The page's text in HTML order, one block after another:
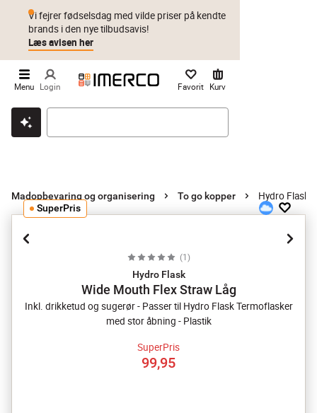
Klik & hent Byt i 1 år Prismatch
Vi fejrer fødselsdag med vilde priser på kendte
brands i den nye tilbudsavis!
Læs avisen her
Menu Login Favorit Kurv
Madopbevaring og organisering To go kopper Hydro Flask
SuperPris
(1 )
Hydro Flask
Wide Mouth Flex Straw Låg
Inkl. drikketud og sugerør - Passer til Hydro Flask Termoflasker
med stor åbning - Plastik
SuperPris
99,95